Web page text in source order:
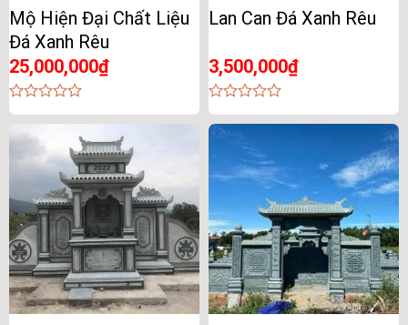
Mộ Hiện Đại Chất Liệu
Đá Xanh Rêu
25,000,000₫
0
of
Lan Can Đá Xanh Rêu
3,500,000₫
0
out